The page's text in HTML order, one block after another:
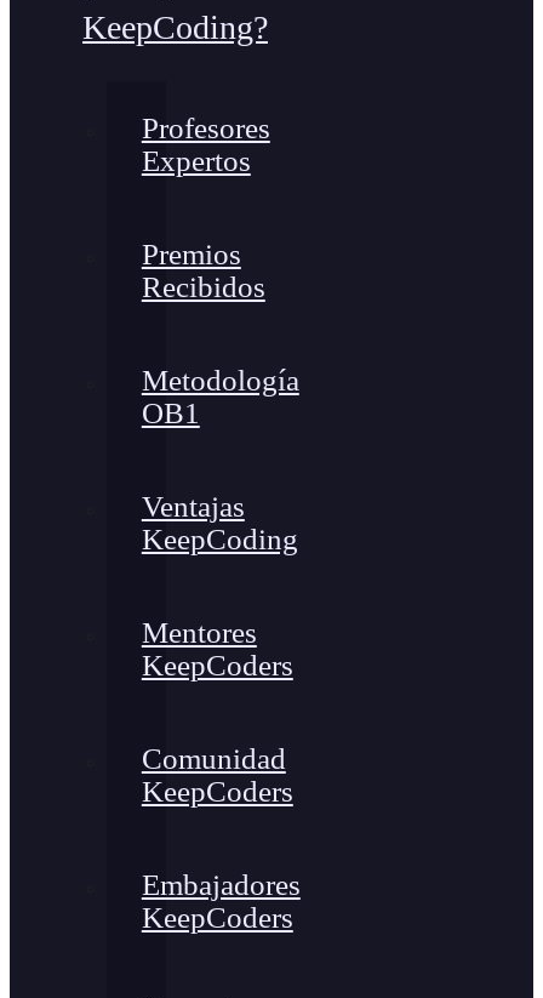
KeepCoding?
Profesores
Expertos
Premios
Recibidos
Metodología
OB1
Ventajas
KeepCoding
Mentores
KeepCoders
Comunidad
KeepCoders
Embajadores
KeepCoders